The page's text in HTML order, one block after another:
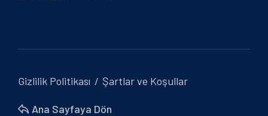
Gizlilik Politikası Şartlar ve Koşullar
Ana Sayfaya Dön